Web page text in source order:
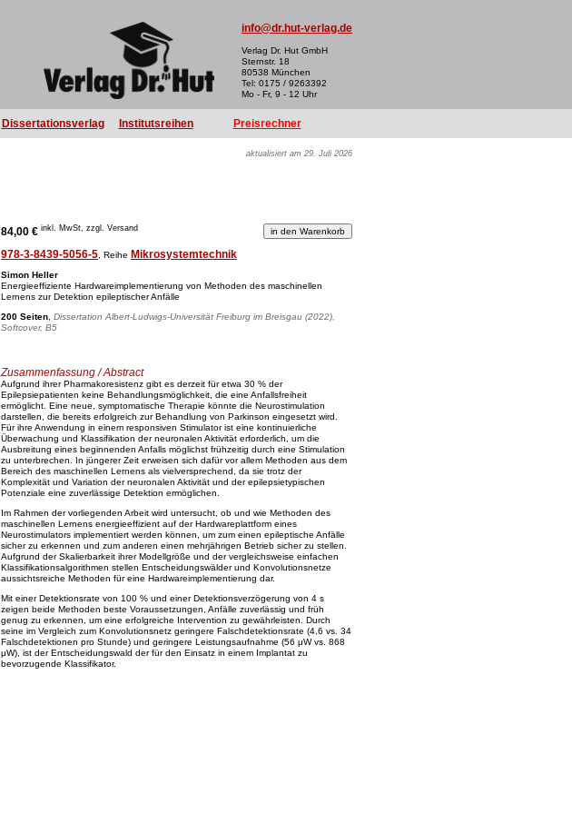
info@dr.hut-verlag.de
Verlag Dr. Hut GmbH
Sternstr. 18
80538 München
Tel: 0175 / 9263392
Mo - Fr, 9 - 12 Uhr
Dissertationsverlag Institutsreihen Preisrechner
aktualisiert am 29. Juli 2026
84,00 € inkl. MwSt, zzgl. Versand
978-3-8439-5056-5 , Reihe Mikrosystemtechnik
Simon Heller
Energieeffiziente Hardwareimplementierung von Methoden des maschinellen
Lernens zur Detektion epileptischer Anfälle
200 Seiten Dissertation Albert-Ludwigs-Universität Freiburg im Breisgau (2022),
Softcover, B5
Zusammenfassung / Abstract
Aufgrund ihrer Pharmakoresistenz gibt es derzeit für etwa 30 % der
Epilepsiepatienten keine Behandlungsmöglichkeit, die eine Anfallsfreiheit
ermöglicht. Eine neue, symptomatische Therapie könnte die Neurostimulation
darstellen, die bereits erfolgreich zur Behandlung von Parkinson eingesetzt wird.
Für ihre Anwendung in einem responsiven Stimulator ist eine kontinuierliche
Überwachung und Klassifikation der neuronalen Aktivität erforderlich, um die
Ausbreitung eines beginnenden Anfalls möglichst frühzeitig durch eine Stimulation
zu unterbrechen. In jüngerer Zeit erweisen sich dafür vor allem Methoden aus dem
Bereich des maschinellen Lernens als vielversprechend, da sie trotz der
Komplexität und Variation der neuronalen Aktivität und der epilepsietypischen
Potenziale eine zuverlässige Detektion ermöglichen.
Im Rahmen der vorliegenden Arbeit wird untersucht, ob und wie Methoden des
maschinellen Lernens energieeffizient auf der Hardwareplattform eines
Neurostimulators implementiert werden können, um zum einen epileptische Anfälle
sicher zu erkennen und zum anderen einen mehrjährigen Betrieb sicher zu stellen.
Aufgrund der Skalierbarkeit ihrer Modellgröße und der vergleichsweise einfachen
Klassifikationsalgorithmen stellen Entscheidungswälder und Konvolutionsnetze
aussichtsreiche Methoden für eine Hardwareimplementierung dar.
Mit einer Detektionsrate von 100 % und einer Detektionsverzögerung von 4 s
zeigen beide Methoden beste Voraussetzungen, Anfälle zuverlässig und früh
genug zu erkennen, um eine erfolgreiche Intervention zu gewährleisten. Durch
seine im Vergleich zum Konvolutionsnetz geringere Falschdetektionsrate (4,6 vs. 34
Falschdetektionen pro Stunde) und geringere Leistungsaufnahme (56 μW vs. 868
μW), ist der Entscheidungswald der für den Einsatz in einem Implantat zu
bevorzugende Klassifikator.